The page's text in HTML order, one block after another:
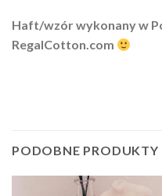
Haft/wzór wykonany w
RegalCotton.com
PODOBNE PRODUKTY